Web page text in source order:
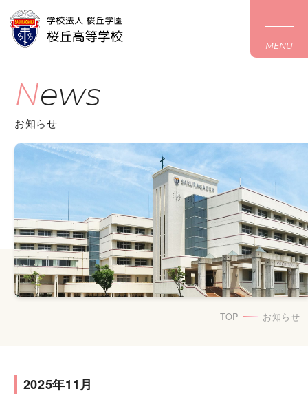
MENU
News
お知らせ
TOP お知らせ
2025年11月